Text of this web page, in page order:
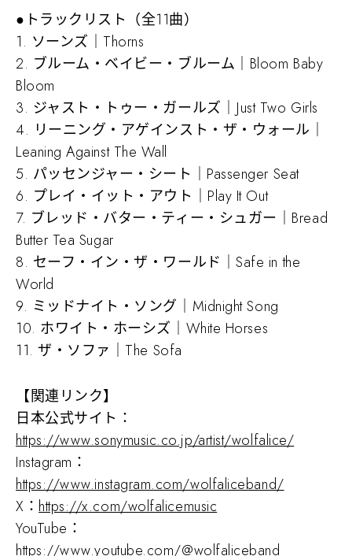
●トラックリスト（全11曲）
1. ソーンズ｜Thorns
2. ブルーム・ベイビー・ブルーム｜Bloom Baby
Bloom
3. ジャスト・トゥー・ガールズ｜Just Two Girls
4. リーニング・アゲインスト・ザ・ウォール｜
Leaning Against The Wall
5. パッセンジャー・シート｜Passenger Seat
6. プレイ・イット・アウト｜Play It Out
7. ブレッド・バター・ティー・シュガー｜Bread
Butter Tea Sugar
8. セーフ・イン・ザ・ワールド｜Safe in the
World
9. ミッドナイト・ソング｜Midnight Song
10. ホワイト・ホーシズ｜White Horses
11. ザ・ソファ｜The Sofa
【関連リンク】
日本公式サイト：
https://www.sonymusic.co.jp/artist/wolfalice/
Instagram：
https://www.instagram.com/wolfaliceband/
X： https://x.com/wolfalicemusic
YouTube：
https://www.youtube.com/@wolfaliceband